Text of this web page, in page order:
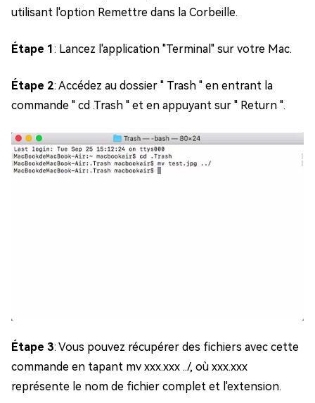
utilisant l'option Remettre dans la Corbeille.
Étape 1: Lancez l'application "Terminal" sur votre Mac.
Étape 2: Accédez au dossier " Trash " en entrant la
commande " cd .Trash " et en appuyant sur " Return ".
Étape 3: Vous pouvez récupérer des fichiers avec cette
commande en tapant mv xxx.xxx ../, où xxx.xxx
représente le nom de fichier complet et l'extension.